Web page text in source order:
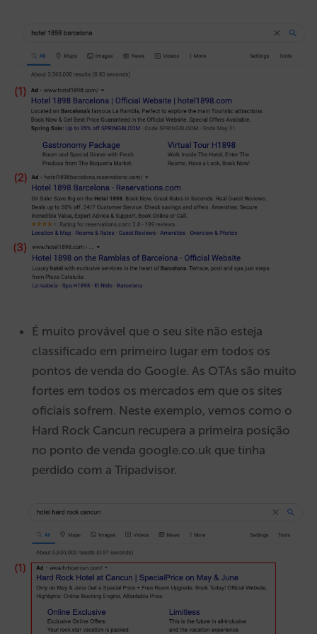
É muito provável que o seu site não esteja
classificado em primeiro lugar em todos os
pontos de venda do Google. As OTAs são muito
fortes em todos os mercados em que os sites
oficiais sofrem. Neste exemplo, vemos como o
Hard Rock Cancun recupera a primeira posição
no ponto de venda google.co.uk que tinha
perdido com a Tripadvisor.